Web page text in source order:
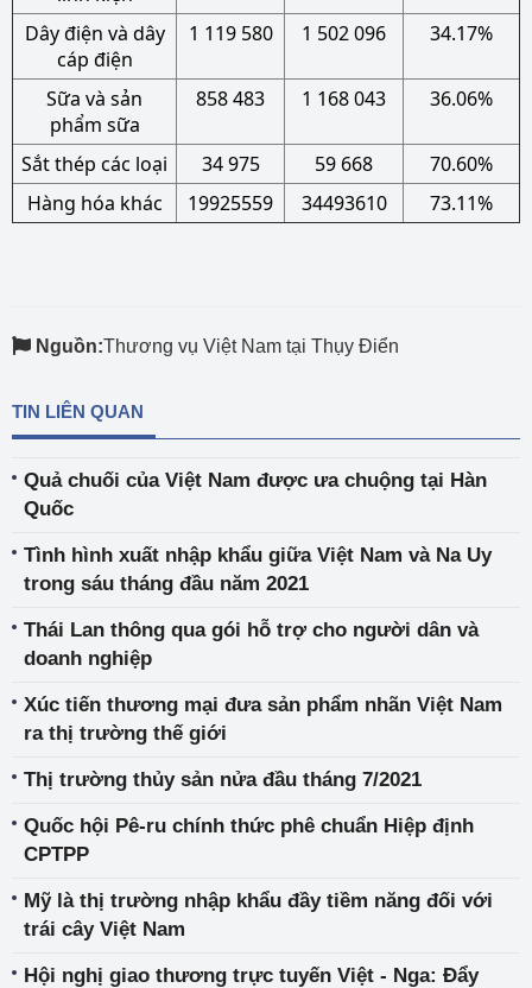
Dây điện và dây
cáp điện
1 119 580 1 502 096 34.17%
Sữa và sản
phẩm sữa
858 483 1 168 043 36.06%
Sắt thép các loại 34 975 59 668
70.60%
Hàng hóa khác
19925559 34493610 73.11%
Nguồn:Thương vụ Việt Nam tại Thụy Điển
TIN LIÊN QUAN
Quả chuối của Việt Nam được ưa chuộng tại Hàn
Quốc
Tình hình xuất nhập khẩu giữa Việt Nam và Na Uy
trong sáu tháng đầu năm 2021
Thái Lan thông qua gói hỗ trợ cho người dân và
doanh nghiệp
Xúc tiến thương mại đưa sản phẩm nhãn Việt Nam
ra thị trường thế giới
Thị trường thủy sản nửa đầu tháng 7/2021
Quốc hội Pê-ru chính thức phê chuẩn Hiệp định
CPTPP
Mỹ là thị trường nhập khẩu đầy tiềm năng đối với
trái cây Việt Nam
Hội nghị giao thương trực tuyến Việt - Nga: Đẩy